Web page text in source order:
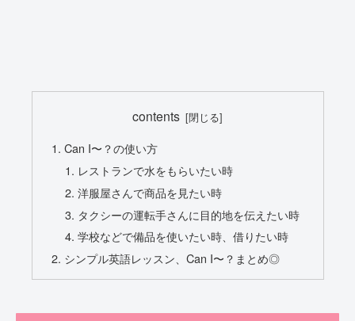
contents
Can I〜？の使い方
レストランで水をもらいたい時
洋服屋さんで商品を見たい時
タクシーの運転手さんに目的地を伝えたい時
学校などで備品を使いたい時、借りたい時
シンプル英語レッスン、Can I〜？まとめ◎